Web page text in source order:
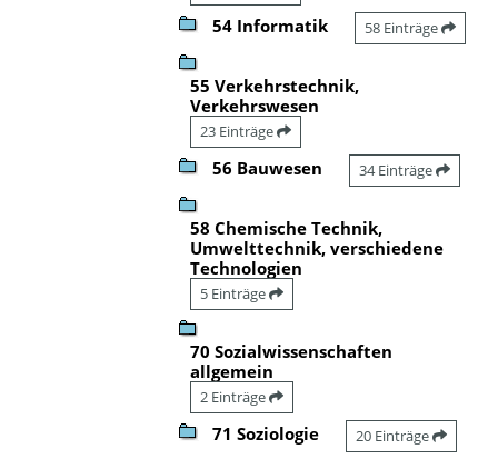
54 Informatik 58 Einträge
55 Verkehrstechnik,
Verkehrswesen
23 Einträge
56 Bauwesen 34 Einträge
58 Chemische Technik,
Umwelttechnik, verschiedene
Technologien
5 Einträge
70 Sozialwissenschaften
allgemein
2 Einträge
71 Soziologie 20 Einträge